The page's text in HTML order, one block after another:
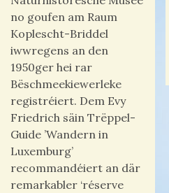
no goufen am Raum
Koplescht-Briddel
iwwregens an den
1950ger hei rar
Bëschmeekiewerleke
registréiert. Dem Evy
Friedrich säin Trëppel-
Guide ’Wandern in
Luxemburg’
recommandéiert an där
remarkabler ‘réserve